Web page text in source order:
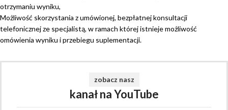
otrzymaniu wyniku,
Możliwość skorzystania z umówionej, bezpłatnej konsultacji
telefonicznej ze specjalistą, w ramach której istnieje możliwość
omówienia wyniku i przebiegu suplementacji.
zobacz nasz
kanał na YouTube